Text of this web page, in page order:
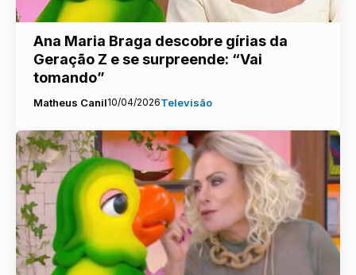
Ana Maria Braga descobre gírias da
Geração Z e se surpreende: “Vai
tomando”
Matheus Canil10/04/2026Televisão